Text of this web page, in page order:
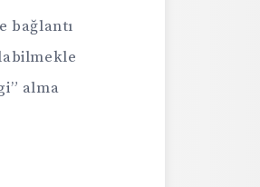
bağlantı
alma